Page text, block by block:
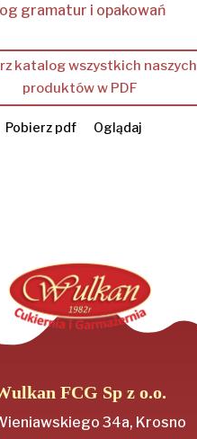
gramatur i opakowań
katalog wszystkich naszych
produktów w PDF
Pobierz pdf Oglądaj
FCG Sp z o.o.
34a, Krosno